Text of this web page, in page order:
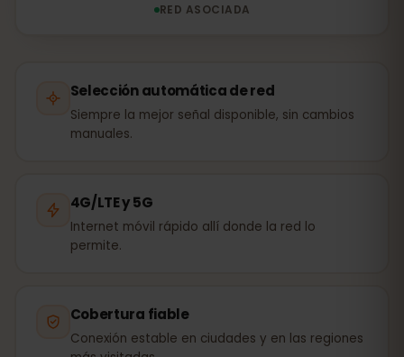
RED ASOCIADA
Selección automática de red
Siempre la mejor señal disponible, sin cambios
manuales.
4G/LTE y 5G
Internet móvil rápido allí donde la red lo
permite.
Cobertura fiable
Conexión estable en ciudades y en las regiones